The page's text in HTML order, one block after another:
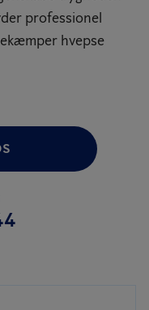
professionel
hvepse